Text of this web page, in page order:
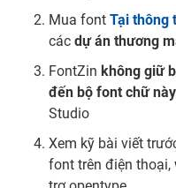
Mua font Tại thông
các dự án thương
FontZin không giữ
đến bộ font chữ này
Studio
Xem kỹ bài viết
font trên điện thoại,